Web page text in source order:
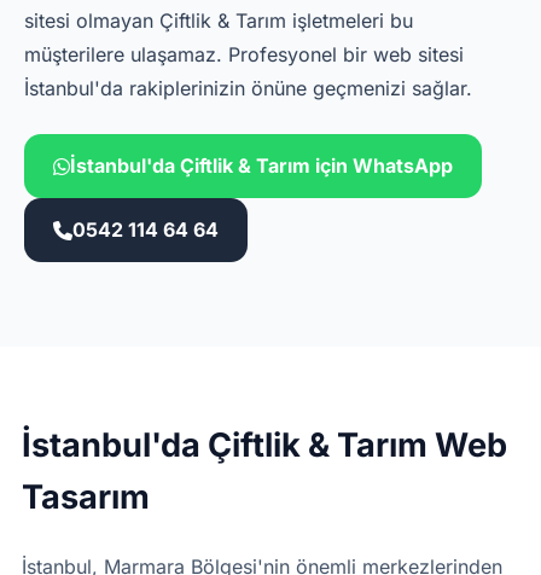
sitesi olmayan Çiftlik & Tarım işletmeleri bu
müşterilere ulaşamaz. Profesyonel bir web sitesi
İstanbul'da rakiplerinizin önüne geçmenizi sağlar.
İstanbul'da Çiftlik & Tarım için WhatsApp
0542 114 64 64
İstanbul'da Çiftlik & Tarım Web
Tasarım
İstanbul, Marmara Bölgesi'nin önemli merkezlerinden